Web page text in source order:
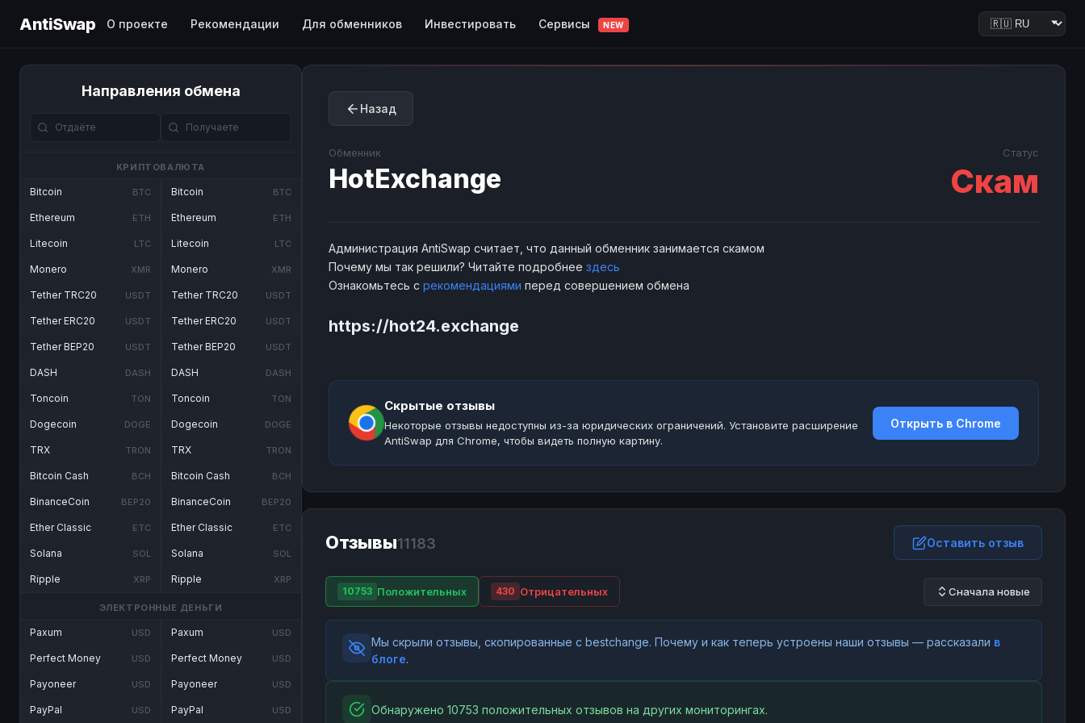
AntiSwap О проекте Рекомендации Для обменников Инвестировать Сервисы NEW
Направления обмена
КРИПТОВАЛЮТА
Bitcoin BTC
Ethereum ETH
Litecoin LTC
Monero XMR
Tether TRC20 USDT
Tether ERC20 USDT
Tether BEP20 USDT
DASH DASH
Toncoin TON
Dogecoin DOGE
TRX TRON
Bitcoin Cash BCH
BinanceCoin BEP20
Ether Classic ETC
Solana SOL
Ripple XRP
Bitcoin BTC
Ethereum ETH
Litecoin LTC
Monero XMR
Tether TRC20 USDT
Tether ERC20 USDT
Tether BEP20 USDT
DASH DASH
Toncoin TON
Dogecoin DOGE
TRX TRON
Bitcoin Cash BCH
BinanceCoin BEP20
Ether Classic ETC
Solana SOL
Ripple XRP
ЭЛЕКТРОННЫЕ ДЕНЬГИ
Paxum USD
Perfect Money USD
Payoneer USD
PayPal USD
Paxum USD
Perfect Money USD
Payoneer USD
PayPal USD
Назад
Обменник
HotExchange
Статус
Скам
Администрация AntiSwap считает, что данный обменник занимается скамом
Почему мы так решили? Читайте подробнее здесь
Ознакомьтесь с рекомендациями перед совершением обмена
https://hot24.exchange
Скрытые отзывы
Некоторые отзывы недоступны из-за юридических ограничений. Установите расширение
AntiSwap для Chrome, чтобы видеть полную картину.
Открыть в Chrome
Отзывы11183 Оставить отзыв
10753 Положительных 430 Отрицательных Сначала новые
Мы скрыли отзывы, скопированные с bestchange. Почему и как теперь устроены наши отзывы — рассказали в
блоге.
Обнаружено 10753 положительных отзывов на других мониторингах.